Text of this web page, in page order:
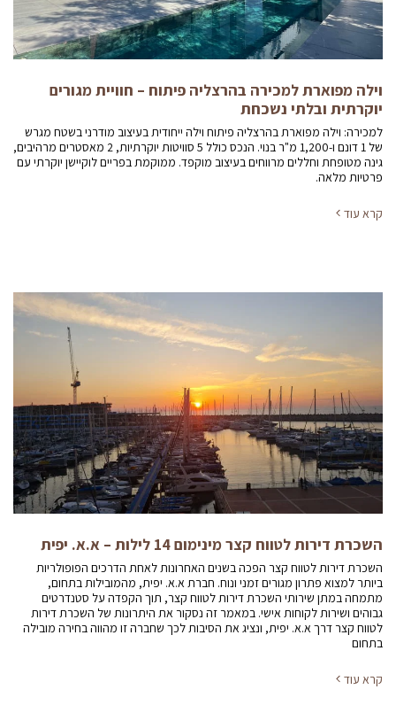
וילה מפוארת למכירה בהרצליה פיתוח – חוויית מגורים
יוקרתית ובלתי נשכחת
למכירה: וילה מפוארת בהרצליה פיתוח וילה ייחודית בעיצוב מודרני בשטח מגרש
של 1 דונם ו-1,200 מ"ר בנוי. הנכס כולל 5 סוויטות יוקרתיות, 2 מאסטרים מרהיבים,
גינה מטופחת וחללים מרווחים בעיצוב מוקפד. ממוקמת בפריים לוקיישן יוקרתי עם
פרטיות מלאה.
קרא עוד
השכרת דירות לטווח קצר מינימום 14 לילות – א.א. יפית
השכרת דירות לטווח קצר הפכה בשנים האחרונות לאחת הדרכים הפופולריות
ביותר למצוא פתרון מגורים זמני ונוח. חברת א.א. יפית, מהמובילות בתחום,
מתמחה במתן שירותי השכרת דירות לטווח קצר, תוך הקפדה על סטנדרטים
גבוהים ושירות לקוחות אישי. במאמר זה נסקור את היתרונות של השכרת דירות
לטווח קצר דרך א.א. יפית, ונציג את הסיבות לכך שחברה זו מהווה בחירה מובילה
בתחום
קרא עוד